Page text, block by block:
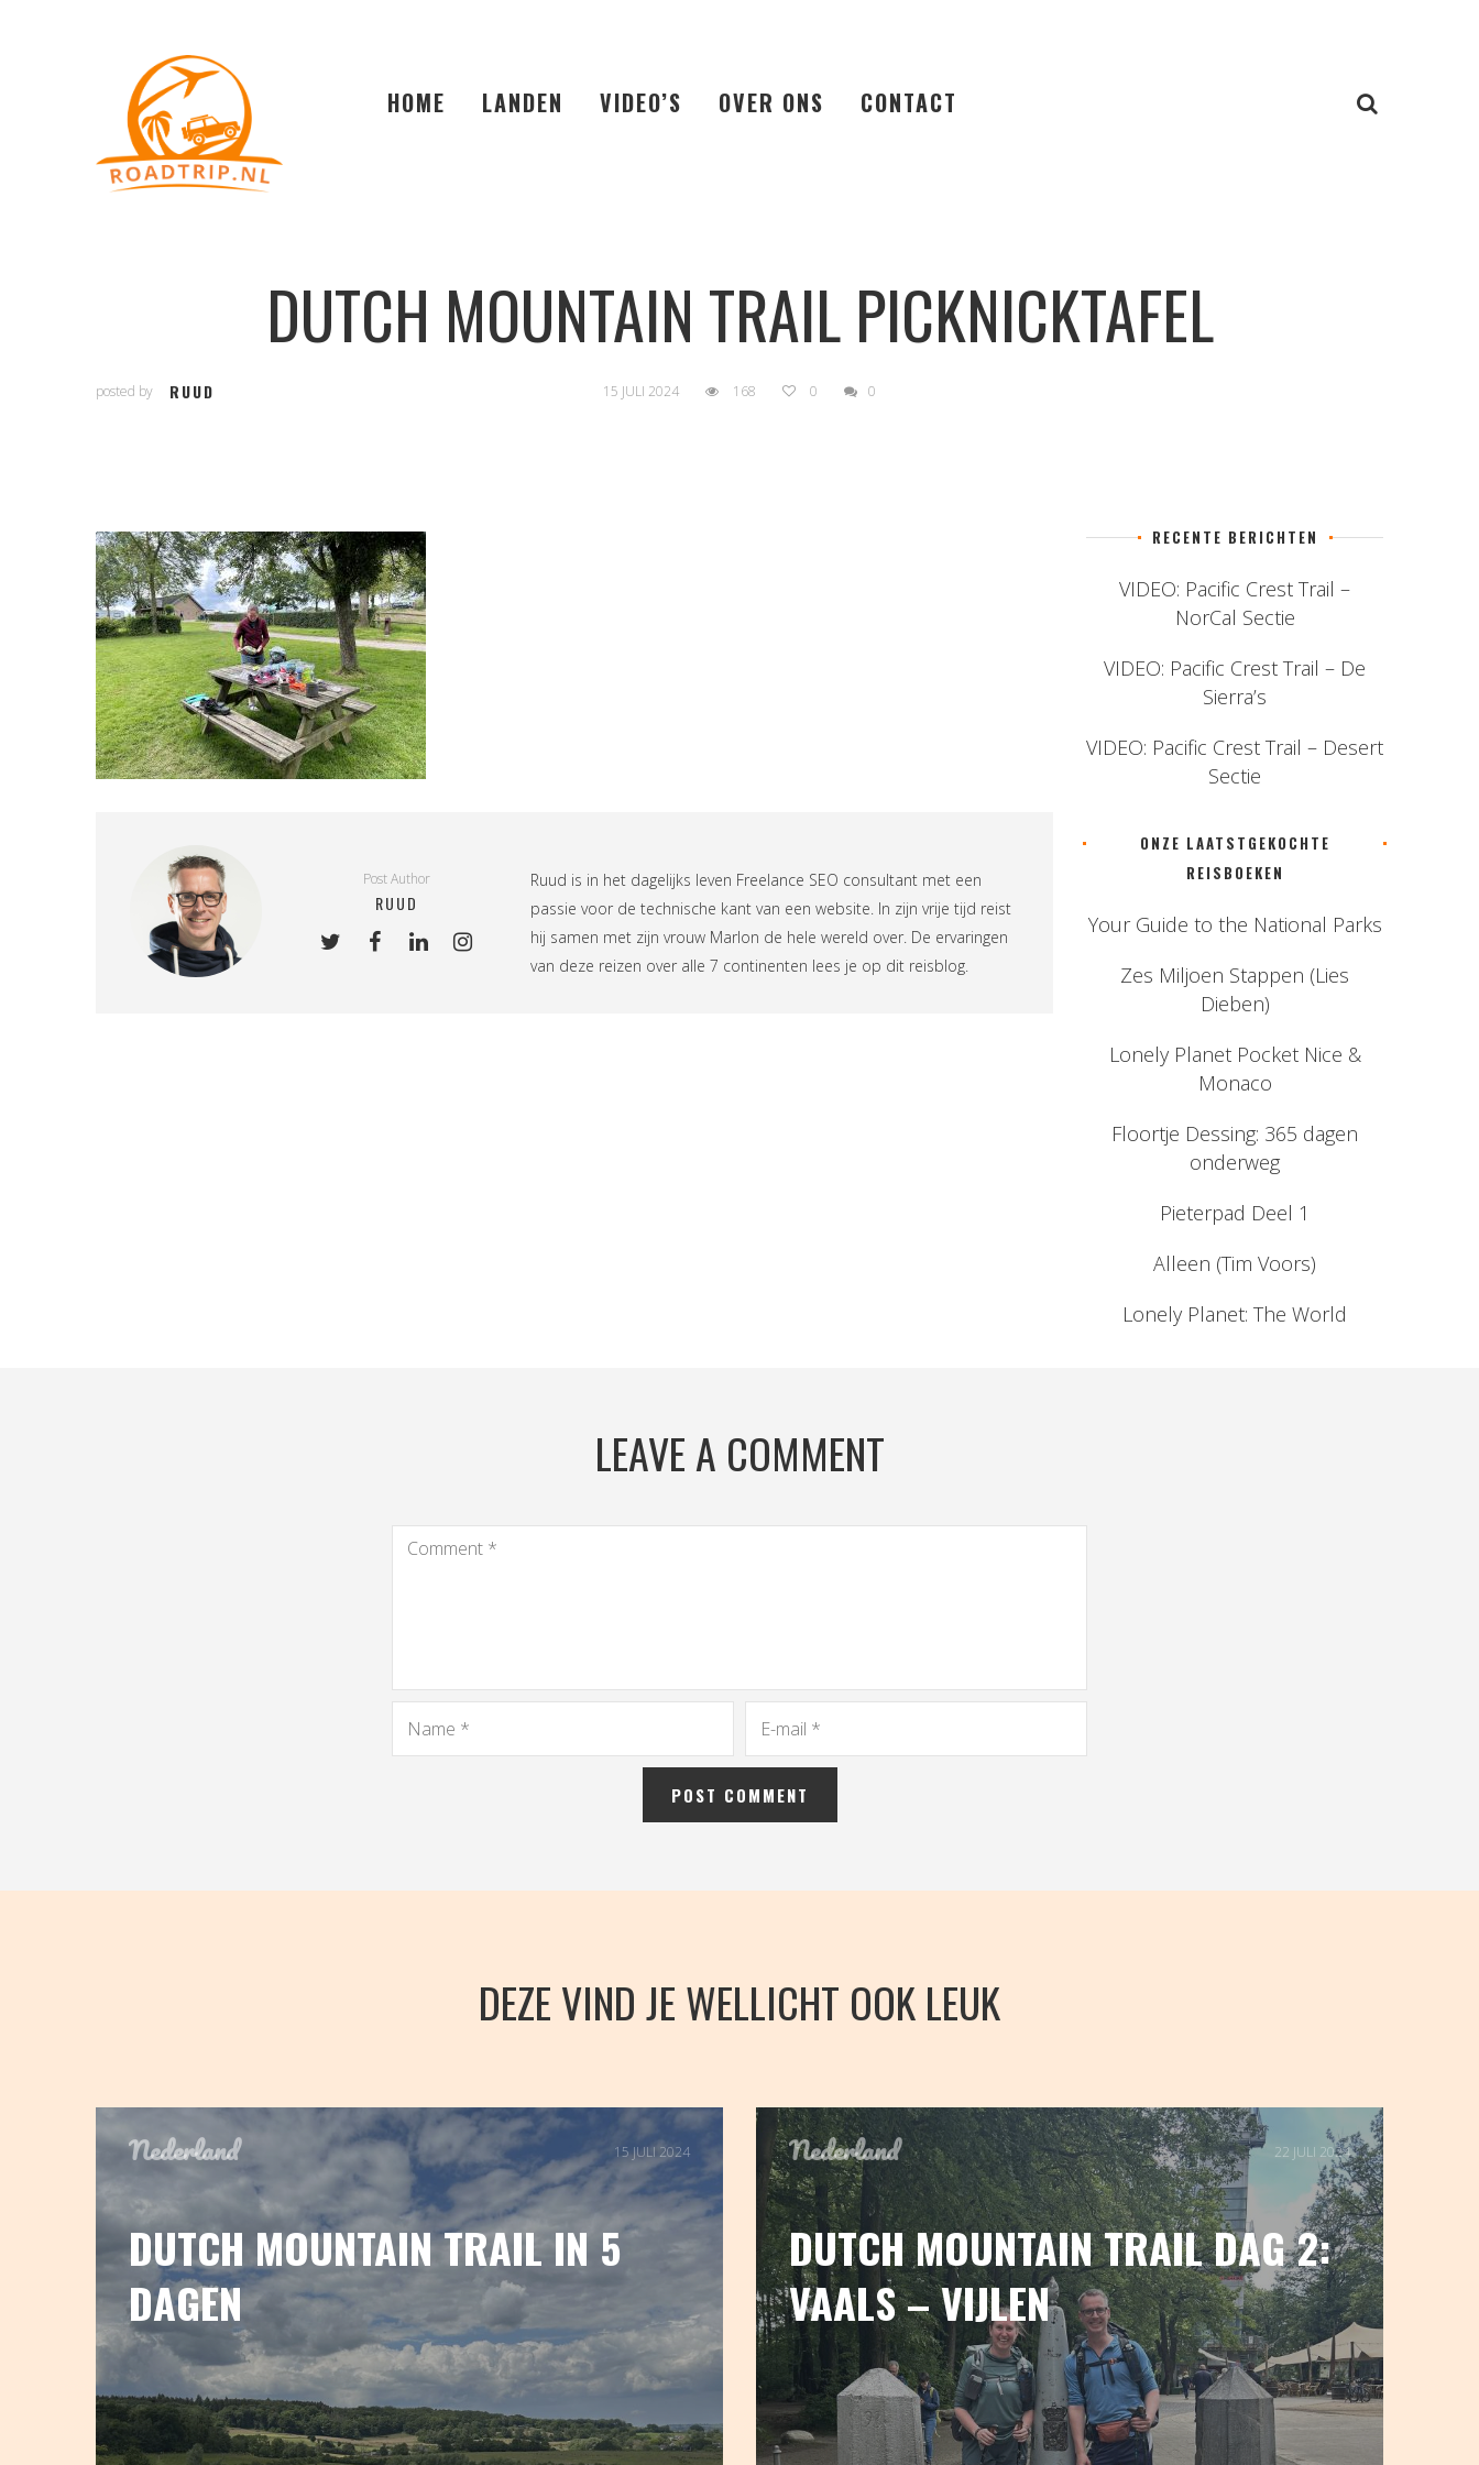
HOME LANDEN VIDEO’S OVER ONS CONTACT
DUTCH MOUNTAIN TRAIL PICKNICKTAFEL
posted by RUUD 15 JULI 2024 168 0 0
Post Author
RUUD
Ruud is in het dagelijks leven Freelance SEO consultant met een
passie voor de technische kant van een website. In zijn vrije tijd reist
hij samen met zijn vrouw Marlon de hele wereld over. De ervaringen
van deze reizen over alle 7 continenten lees je op dit reisblog.
RECENTE BERICHTEN
VIDEO: Pacific Crest Trail –
NorCal Sectie
VIDEO: Pacific Crest Trail – De
Sierra’s
VIDEO: Pacific Crest Trail – Desert
Sectie
ONZE LAATSTGEKOCHTE
REISBOEKEN
Your Guide to the National Parks
Zes Miljoen Stappen (Lies
Dieben)
Lonely Planet Pocket Nice &
Monaco
Floortje Dessing: 365 dagen
onderweg
Pieterpad Deel 1
Alleen (Tim Voors)
Lonely Planet: The World
LEAVE A COMMENT
DEZE VIND JE WELLICHT OOK LEUK
Nederland 15 JULI 2024
DUTCH MOUNTAIN TRAIL IN 5
DAGEN
Nederland 22 JULI 2024
DUTCH MOUNTAIN TRAIL DAG 2:
VAALS – VIJLEN